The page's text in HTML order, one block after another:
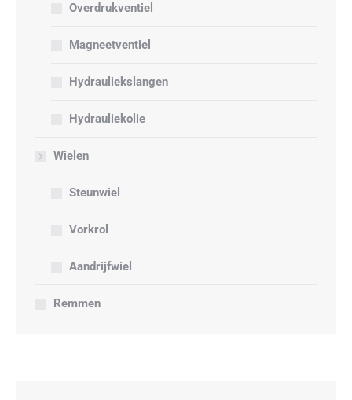
Overdrukventiel
Magneetventiel
Hydrauliekslangen
Hydrauliekolie
Wielen
Steunwiel
Vorkrol
Aandrijfwiel
Remmen